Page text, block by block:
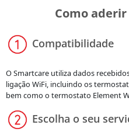
Como
Compatibilidade
O Smartcare utiliza dados
ligação WiFi, incluindo os
bem como o termostato Element
Escolha o seu